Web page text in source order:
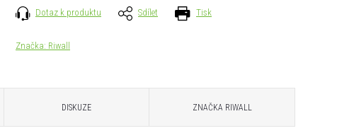
Tisk
Dotaz k produktu Sdílet
Značka: Riwall
DISKUZE ZNAČKA RIWALL